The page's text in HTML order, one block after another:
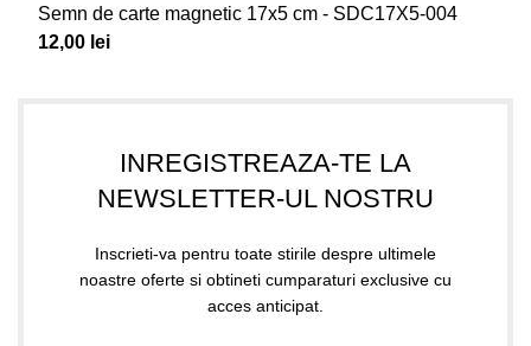
Semn de carte magnetic 17x5 cm - SDC17X5-004
12,00 lei
INREGISTREAZA-TE LA
NEWSLETTER-UL NOSTRU
Inscrieti-va pentru toate stirile despre ultimele
noastre oferte si obtineti cumparaturi exclusive cu
acces anticipat.